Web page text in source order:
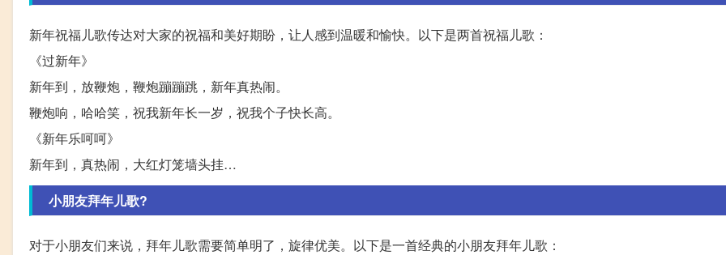
新年祝福儿歌传达对大家的祝福和美好期盼，让人感到温暖和愉快。以下是两首祝福儿歌：
《过新年》
新年到，放鞭炮，鞭炮蹦蹦跳，新年真热闹。
鞭炮响，哈哈笑，祝我新年长一岁，祝我个子快长高。
《新年乐呵呵》
新年到，真热闹，大红灯笼墙头挂…
小朋友拜年儿歌?
对于小朋友们来说，拜年儿歌需要简单明了，旋律优美。以下是一首经典的小朋友拜年儿歌：